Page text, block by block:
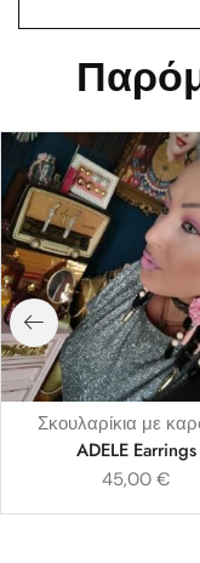
Σκουλαρίκια με
ADELE Earrings
45,00 €